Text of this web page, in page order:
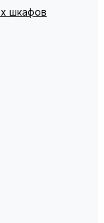
шкафов